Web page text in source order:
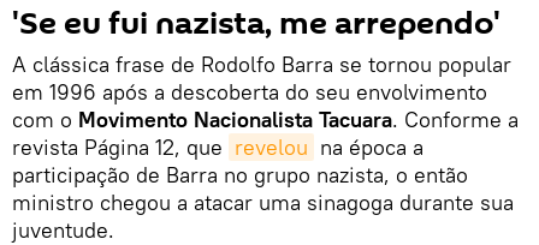
'Se eu fui nazista, me arrependo'
A clássica frase de Rodolfo Barra se tornou popular
em 1996 após a descoberta do seu envolvimento
com o Movimento Nacionalista Tacuara. Conforme a
revista Página 12, que revelou na época a
participação de Barra no grupo nazista, o então
ministro chegou a atacar uma sinagoga durante sua
juventude.